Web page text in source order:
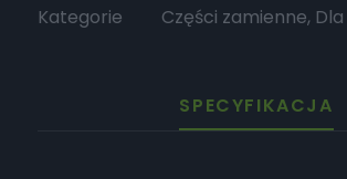
Kategorie
Części zamienne,
SPECYFIKACJA